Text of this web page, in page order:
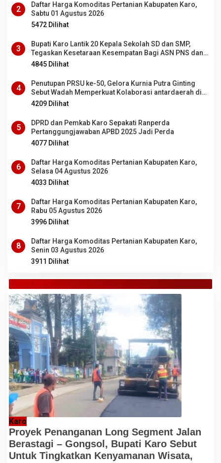
2
Daftar Harga Komoditas Pertanian Kabupaten Karo,
Sabtu 01 Agustus 2026
5472 Dilihat
3
Bupati Karo Lantik 20 Kepala Sekolah SD dan SMP,
Tegaskan Kesetaraan Kesempatan Bagi ASN PNS dan
PPPK
4845 Dilihat
4
Penutupan PRSU ke-50, Gelora Kurnia Putra Ginting
Sebut Wadah Memperkuat Kolaborasi antardaerah di
Sumut
4209 Dilihat
5
DPRD dan Pemkab Karo Sepakati Ranperda
Pertanggungjawaban APBD 2025 Jadi Perda
4077 Dilihat
6
Daftar Harga Komoditas Pertanian Kabupaten Karo,
Selasa 04 Agustus 2026
4033 Dilihat
7
Daftar Harga Komoditas Pertanian Kabupaten Karo,
Rabu 05 Agustus 2026
3996 Dilihat
8
Daftar Harga Komoditas Pertanian Kabupaten Karo,
Senin 03 Agustus 2026
3911 Dilihat
TANAH KARO
Karo
Proyek Penanganan Long Segment Jalan
Berastagi – Gongsol, Bupati Karo Sebut
Untuk Tingkatkan Kenyamanan Wisata,